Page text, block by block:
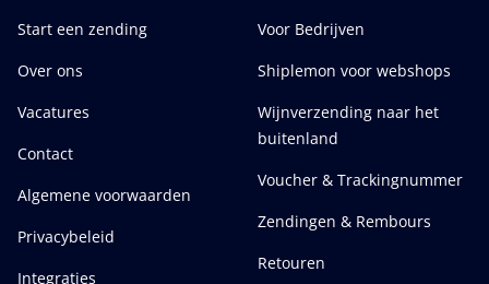
Start een zending
Over ons
Vacatures
Contact
Algemene voorwaarden
Privacybeleid
Integraties
Voor Bedrijven
Shiplemon voor webshops
Wijnverzending naar het
buitenland
Voucher & Trackingnummer
Zendingen & Rembours
Retouren